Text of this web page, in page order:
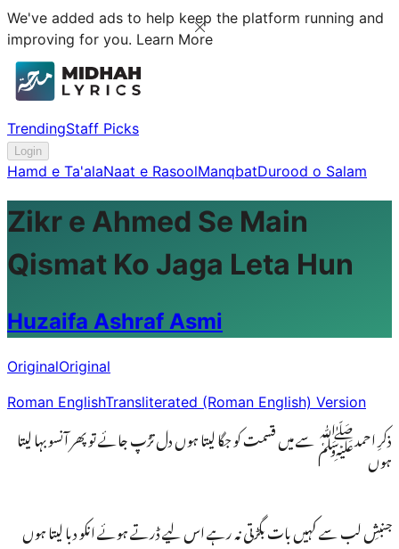
We've added ads to help keep the platform running and
improving for you. Learn More
TrendingStaff Picks
Login
Hamd e Ta'alaNaat e RasoolManqbatDurood o Salam
Zikr e Ahmed Se Main
Qismat Ko Jaga Leta Hun
Huzaifa Ashraf Asmi
OriginalOriginal
Roman EnglishTransliterated (Roman English) Version
ذکرِ احمدﷺ سے میں قسمت کو جگا لیتا ہوں دل تڑپ جائے تو پھر آنسو بہا لیتا
ہوں
جنبشِ لب سے کہیں بات بگڑتی نہ رہے اس لیے ڈرتے ہوئے انکو دبا لیتا ہوں